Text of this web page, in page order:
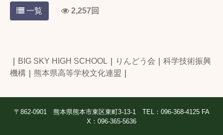
一覧 2,257回
BIG SKY HIGH SCHOOL りんどう会
科学技術振興
機構
熊本県高等学校文化連盟
〒862-0901 熊本県熊本市東区東町3-13-1 TEL：096-368-4125 FA
X：096-365-5636